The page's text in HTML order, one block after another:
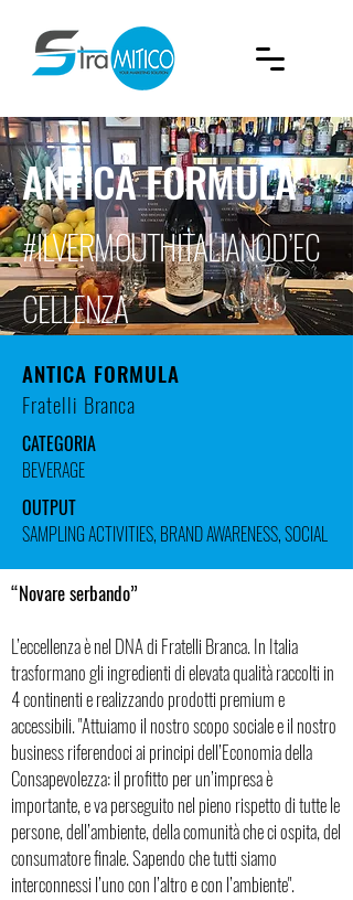
ANTICA FORMULA
#ILVERMOUTHITALIANOD’EC
CELLENZA
ANTICA FORMULA
Fratelli Branca
CATEGORIA
BEVERAGE
OUTPUT
SAMPLING ACTIVITIES, BRAND AWARENESS, SOCIAL
“Novare serbando”
L’eccellenza è nel DNA di Fratelli Branca. In Italia
trasformano gli ingredienti di elevata qualità raccolti in
4 continenti e realizzando prodotti premium e
accessibili. "Attuiamo il nostro scopo sociale e il nostro
business riferendoci ai principi dell’Economia della
Consapevolezza: il profitto per un’impresa è
importante, e va perseguito nel pieno rispetto di tutte le
persone, dell’ambiente, della comunità che ci ospita, del
consumatore finale. Sapendo che tutti siamo
interconnessi l’uno con l’altro e con l’ambiente".